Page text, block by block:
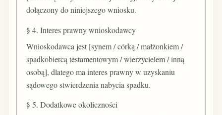
dołączony do niniejszego wniosku.
§ 4. Interes prawny wnioskodawcy
Wnioskodawca jest [synem / córką / małżonkiem /
spadkobiercą testamentowym / wierzycielem / inną
osobą], dlatego ma interes prawny w uzyskaniu
sądowego stwierdzenia nabycia spadku.
§ 5. Dodatkowe okoliczności